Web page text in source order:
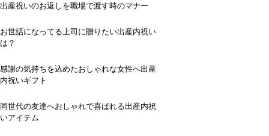
出産祝いのお返しを職場で渡す時のマナー
お世話になってる上司に贈りたい出産内祝い
は？
感謝の気持ちを込めたおしゃれな女性へ出産
内祝いギフト
同世代の友達へおしゃれで喜ばれる出産内祝
いアイテム